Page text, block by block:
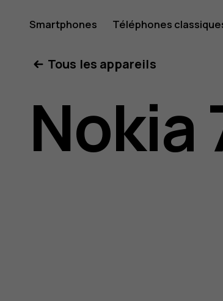
Guide
de
Smartphones Téléphones
Tous les appareils
Nokia